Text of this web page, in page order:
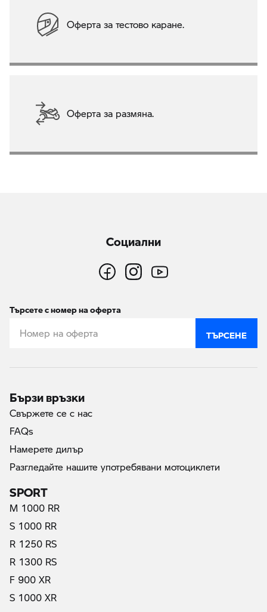
Оферта за тестово каране.
Оферта за размяна.
Социални
Търсете с номер на оферта
ТЪРСЕНЕ
Бързи връзки
Свържете се с нас
FAQs
Намерете дилър
Разгледайте нашите употребявани мотоциклети
SPORT
M 1000 RR
S 1000 RR
R 1250 RS
R 1300 RS
F 900 XR
S 1000 XR